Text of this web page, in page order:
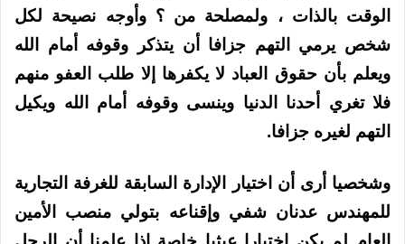
الوقت بالذات ، ولمصلحة من ؟ وأوجه نصيحة لكل
شخص يرمي التهم جزافا أن يتذكر وقوفه أمام الله
ويعلم بأن حقوق العباد لا يكفرها إلا طلب العفو منهم
فلا تغري أحدنا الدنيا وينسى وقوفه أمام الله ويكيل
التهم لغيره جزافا.
وشخصيا أرى أن اختيار الإدارة السابقة للغرفة التجارية
للمهندس عدنان شفي وإقناعه بتولي منصب الأمين